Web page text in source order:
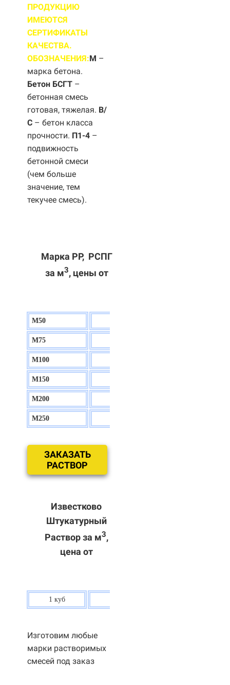
ПРОДУКЦИЮ
ИМЕЮТСЯ
СЕРТИФИКАТЫ
КАЧЕСТВА.
ОБОЗНАЧЕНИЯ:М –
марка бетона.
Бетон БСГТ –
бетонная смесь
готовая, тяжелая. B/
С – бетон класса
прочности. П1-4 –
подвижность
бетонной смеси
(чем больше
значение, тем
текучее смесь).
Марка РР, РСПГ
за м3, цены от
М50
М75
М100
М150
М200
М250
ЗАКАЗАТЬ
РАСТВОР
Известково
Штукатурный
Раствор за м3,
цена от
1 куб
Изготовим любые
марки растворимых
смесей под заказ